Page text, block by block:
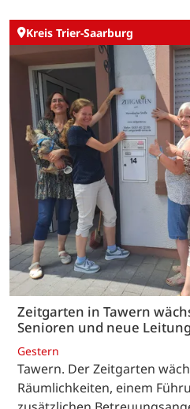
Kreis Trier-Saarburg
Zeitgarten in Tawern
Senioren und neue Leitung
Gestern
Tawern. Der Zeitgarten
Räumlichkeiten, einem